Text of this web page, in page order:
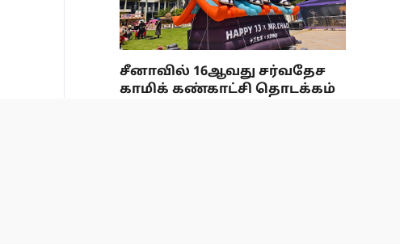
சீனாவில் 16ஆவது சர்வதேச
காமிக் கண்காட்சி தொடக்கம்